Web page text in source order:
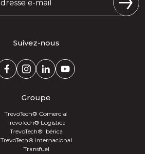
Suivez-nous
Groupe
TrevoTech® Comercial
TrevoTech® Logística
TrevoTech® Ibérica
TrevoTech® Internacional
Transfuel